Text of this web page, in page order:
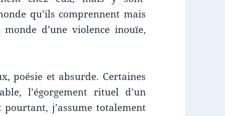
qu’ils comprennent mais
d’une violence inouïe,
poésie et absurde. Certaines
l’égorgement rituel d’un
j’assume totalement